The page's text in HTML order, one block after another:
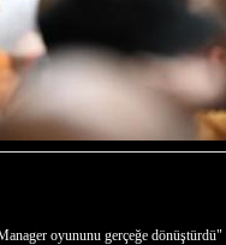
oyununu gerçeğe